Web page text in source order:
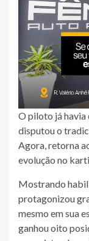
O piloto já havia
disputou o
Agora, retorna
evolução no
Mostrando
protagonizou
mesmo em sua
ganhou oito